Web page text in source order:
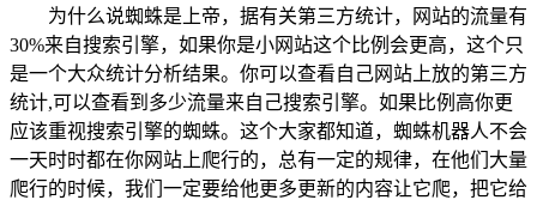
为什么说蜘蛛是上帝，据有关第三方统计，网站的流量有
30%来自搜索引擎，如果你是小网站这个比例会更高，这个只
是一个大众统计分析结果。你可以查看自己网站上放的第三方
统计,可以查看到多少流量来自己搜索引擎。如果比例高你更
应该重视搜索引擎的蜘蛛。这个大家都知道，蜘蛛机器人不会
一天时时都在你网站上爬行的，总有一定的规律，在他们大量
爬行的时候，我们一定要给他更多更新的内容让它爬，把它给